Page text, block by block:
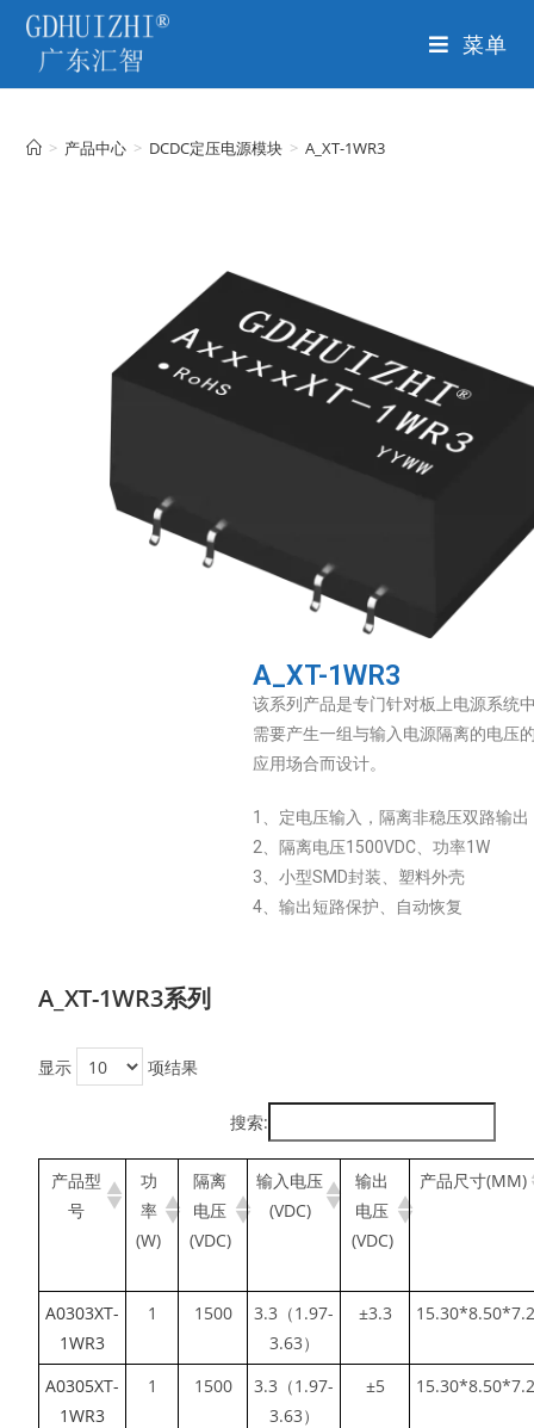
菜单
> 产品中心 > DCDC定压电源模块 > A_XT-1WR3
A_XT-1WR3
该系列产品是专门针对板上电源系统
需要产生一组与输入电源隔离的电压
应用场合而设计。
1、定电压输入，隔离非稳压双路输出
2、隔离电压1500VDC、功率1W
3、小型SMD封装、塑料外壳
4、输出短路保护、自动恢复
A_XT-1WR3系列
显示 项结果
搜索:
产品型
号
功
率
(W)
隔离
电压
(VDC)
输入电压
(VDC)
输出
电压
(VDC)
产品尺寸(MM)
A0303XT-
1WR3
1 1500
3.3（1.97-
3.63）
±3.3
A0305XT-
1WR3
1 1500
3.3（1.97-
3.63）
±5